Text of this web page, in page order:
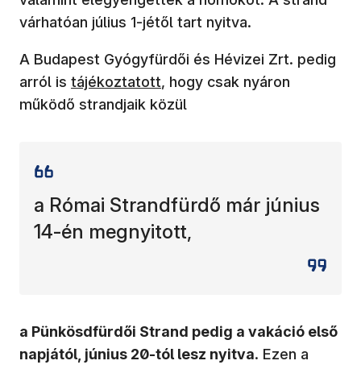
várhatóan július 1-jétől tart nyitva.
A Budapest Gyógyfürdői és Hévizei Zrt. pedig
arról is tájékoztatott, hogy csak nyáron
működő strandjaik közül
a Római Strandfürdő már június
14-én megnyitott,
a Pünkösdfürdői Strand pedig a vakáció első
napjától, június 20-tól lesz nyitva. Ezen a